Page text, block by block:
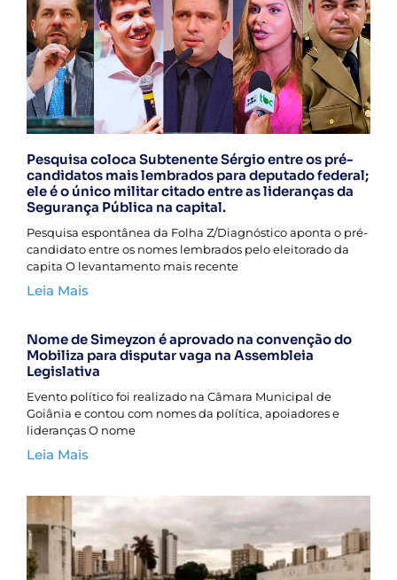
Pesquisa coloca Subtenente Sérgio entre os pré-
candidatos mais lembrados para deputado federal;
ele é o único militar citado entre as lideranças da
Segurança Pública na capital.
Pesquisa espontânea da Folha Z/Diagnóstico aponta o pré-
candidato entre os nomes lembrados pelo eleitorado da
capita O levantamento mais recente
Leia Mais
Nome de Simeyzon é aprovado na convenção do
Mobiliza para disputar vaga na Assembleia
Legislativa
Evento político foi realizado na Câmara Municipal de
Goiânia e contou com nomes da política, apoiadores e
lideranças O nome
Leia Mais